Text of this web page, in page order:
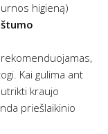
higieną)
Kai gulima ant
kraujo
priešlaikinio